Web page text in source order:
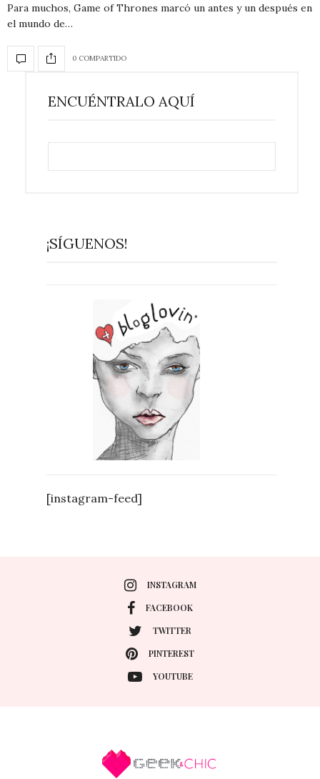
Para muchos, Game of Thrones marcó un antes y un después en
el mundo de…
0 COMPARTIDO
ENCUÉNTRALO AQUÍ
¡SÍGUENOS!
[instagram-feed]
INSTAGRAM
FACEBOOK
TWITTER
PINTEREST
YOUTUBE